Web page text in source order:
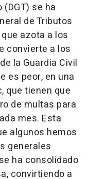
se ha
de Tributos
azota a los
convierte a los
la Guardia Civil
es peor, en una
que tienen que
de multas para
mes. Esta
algunos hemos
generales
ha consolidado
convirtiendo a